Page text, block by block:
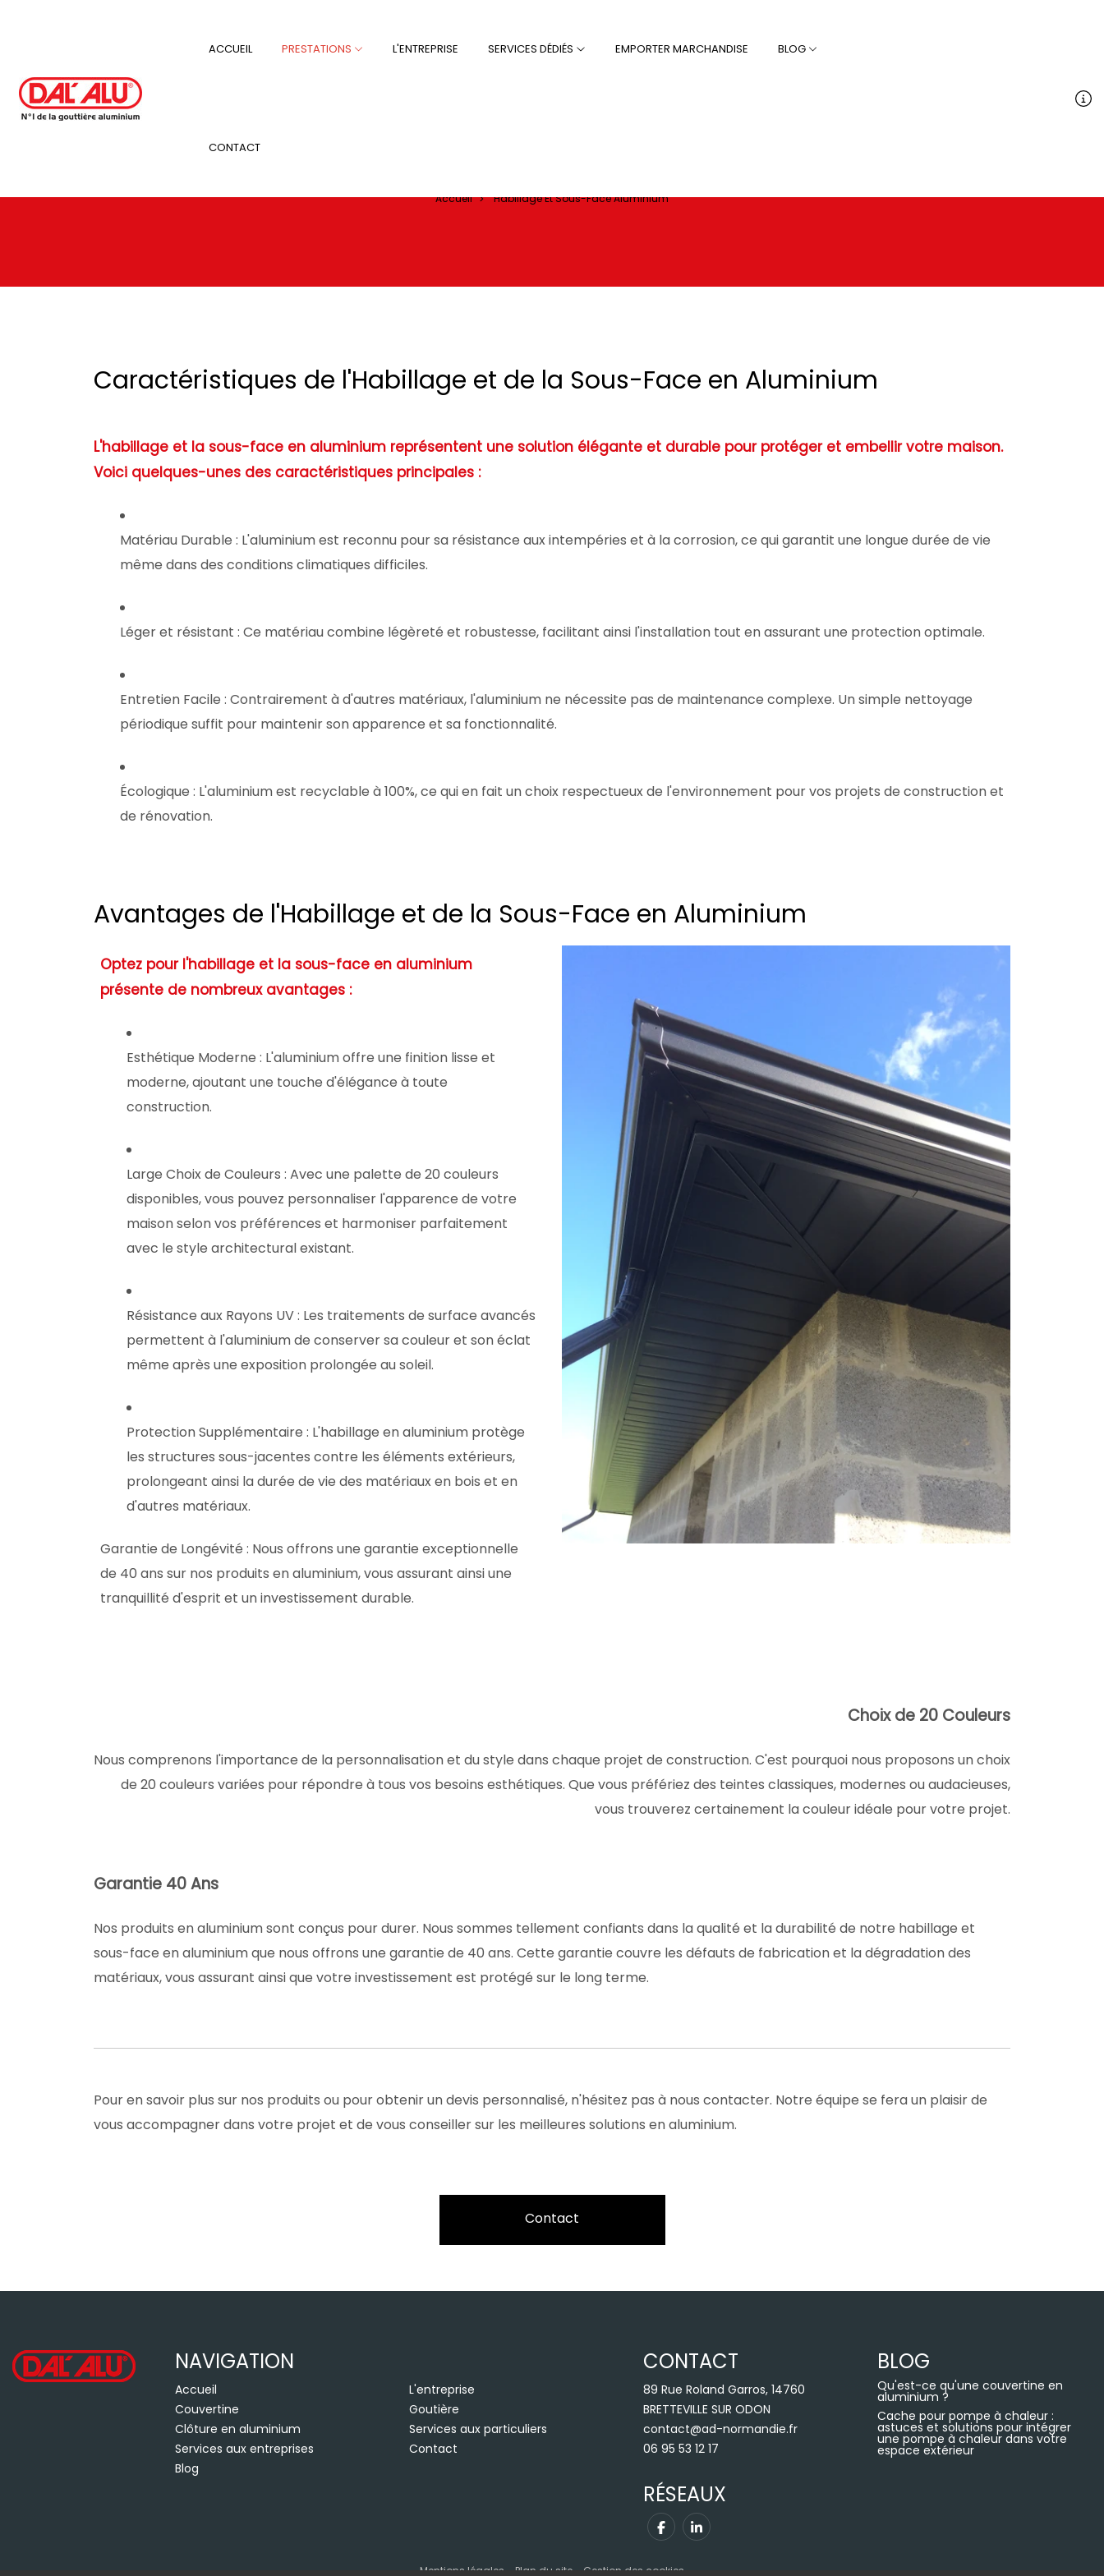
ACCUEIL PRESTATIONS L'ENTREPRISE SERVICES DÉDIÉS EMPORTER MARCHANDISE BLOG
CONTACTHabillage et Sous-Face Aluminium
Accueil > Habillage Et Sous-Face Aluminium
Caractéristiques de l'Habillage et de la Sous-Face en Aluminium
L'habillage et la sous-face en aluminium représentent une solution élégante et durable pour protéger et embellir votre maison.
Voici quelques-unes des caractéristiques principales :
Matériau Durable : L'aluminium est reconnu pour sa résistance aux intempéries et à la corrosion, ce qui garantit une longue durée de vie
même dans des conditions climatiques difficiles.
Léger et résistant : Ce matériau combine légèreté et robustesse, facilitant ainsi l'installation tout en assurant une protection optimale.
Entretien Facile : Contrairement à d'autres matériaux, l'aluminium ne nécessite pas de maintenance complexe. Un simple nettoyage
périodique suffit pour maintenir son apparence et sa fonctionnalité.
Écologique : L'aluminium est recyclable à 100%, ce qui en fait un choix respectueux de l'environnement pour vos projets de construction et
de rénovation.
Avantages de l'Habillage et de la Sous-Face en Aluminium
Optez pour l'habillage et la sous-face en aluminium
présente de nombreux avantages :
Esthétique Moderne : L'aluminium offre une finition lisse et
moderne, ajoutant une touche d'élégance à toute
construction.
Large Choix de Couleurs : Avec une palette de 20 couleurs
disponibles, vous pouvez personnaliser l'apparence de votre
maison selon vos préférences et harmoniser parfaitement
avec le style architectural existant.
Résistance aux Rayons UV: Les traitements de surface avancés
permettent à l'aluminium de conserver sa couleur et son éclat
même après une exposition prolongée au soleil.
Protection Supplémentaire : L'habillage en aluminium protège
les structures sous-jacentes contre les éléments extérieurs,
prolongeant ainsi la durée de vie des matériaux en bois et en
d'autres matériaux.
Garantie de Longévité : Nous offrons une garantie exceptionnelle
de 40 ans sur nos produits en aluminium, vous assurant ainsi une
tranquillité d'esprit et un investissement durable.
Choix de 20 Couleurs
Nous comprenons l'importance de la personnalisation et du style dans chaque projet de construction. C'est pourquoi nous proposons un choix
de 20 couleurs variées pour répondre à tous vos besoins esthétiques. Que vous préfériez des teintes classiques, modernes ou audacieuses,
vous trouverez certainement la couleur idéale pour votre projet.
Garantie 40 Ans
Nos produits en aluminium sont conçus pour durer. Nous sommes tellement confiants dans la qualité et la durabilité de notre habillage et
sous-face en aluminium que nous offrons une garantie de 40 ans. Cette garantie couvre les défauts de fabrication et la dégradation des
matériaux, vous assurant ainsi que votre investissement est protégé sur le long terme.
Pour en savoir plus sur nos produits ou pour obtenir un devis personnalisé, n'hésitez pas à nous contacter. Notre équipe se fera un plaisir de
vous accompagner dans votre projet et de vous conseiller sur les meilleures solutions en aluminium.
Contact
NAVIGATION
Accueil
L'entreprise
Couvertine
Goutière
Clôture en aluminium
Services aux particuliers
Services aux entreprises
Contact
Blog
CONTACT
89 Rue Roland Garros, 14760
BRETTEVILLE SUR ODON
contact@ad-normandie.fr
06 95 53 12 17
BLOG
Qu'est-ce qu'une couvertine en
aluminium ?
Cache pour pompe à chaleur :
astuces et solutions pour intégrer
une pompe à chaleur dans votre
espace extérieur
RÉSEAUX
Mentions légales Plan du site Gestion des cookies